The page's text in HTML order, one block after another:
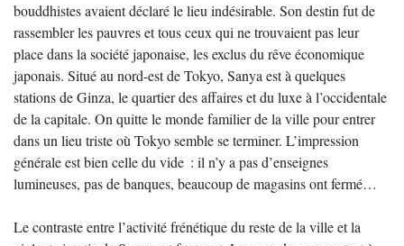
bouddhistes avaient déclaré le lieu indésirable. Son destin fut de
rassembler les pauvres et tous ceux qui ne trouvaient pas leur
place dans la société japonaise, les exclus du rêve économique
japonais. Situé au nord-est de Tokyo, Sanya est à quelques
stations de Ginza, le quartier des affaires et du luxe à l’occidentale
de la capitale. On quitte le monde familier de la ville pour entrer
dans un lieu triste où Tokyo semble se terminer. L’impression
générale est bien celle du vide : il n’y a pas d’enseignes
lumineuses, pas de banques, beaucoup de magasins ont fermé…
Le contraste entre l’activité frénétique du reste de la ville et la